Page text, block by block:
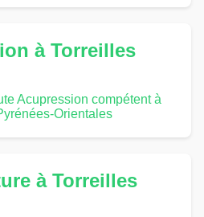
à Torreilles
Acupression compétent à
Orientales
à Torreilles